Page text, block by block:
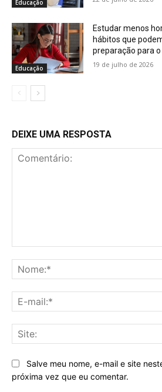
Educação
Educação
Estudar menos
hábitos que
preparação para o
19 de julho de 2026
DEIXE UMA RESPOSTA
Salve meu nome, e-mail e site
próxima vez que eu comentar.